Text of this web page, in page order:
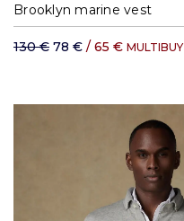
S M
Brooklyn marine vest
130 € 78 € / 65 € MULTIBUY